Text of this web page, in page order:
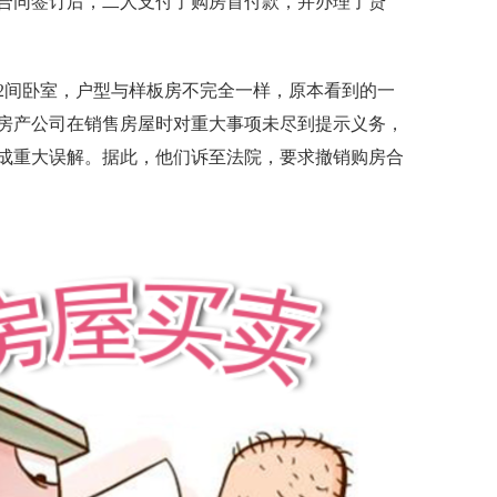
室，户型与样板房不完全一样，原本看到的一
公司在销售房屋时对重大事项未尽到提示义务，
重大误解。据此，他们诉至法院，要求撤销购房合